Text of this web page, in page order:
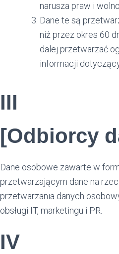
narusza praw i
Dane te są
niż przez okres 60
dalej przetwarzać
informacji
III
[Odbiorcy
Dane osobowe zawarte w
przetwarzającym dane na
przetwarzania danych
obsługi IT, marketingu i PR.
IV